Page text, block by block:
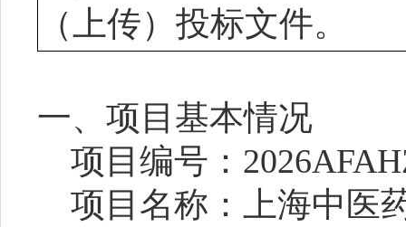
（上传）投标文件。
一、项目基本情况
项目编号：
项目名称：上海中医